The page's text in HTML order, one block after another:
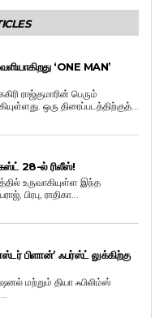
‘ONE MAN’
ராஜ்குமாரின் பெரும்
ஒரு திரைப்படத்திற்குத்...
28-ல் ரிலீஸ்!
உருவாகியுள்ள இந்த
பிரபு, ராதிகா...
பிளான்’ ஃபர்ஸ்ட் லுக்கிற்கு
மற்றும் தியா ஃபிலிம்ஸ்